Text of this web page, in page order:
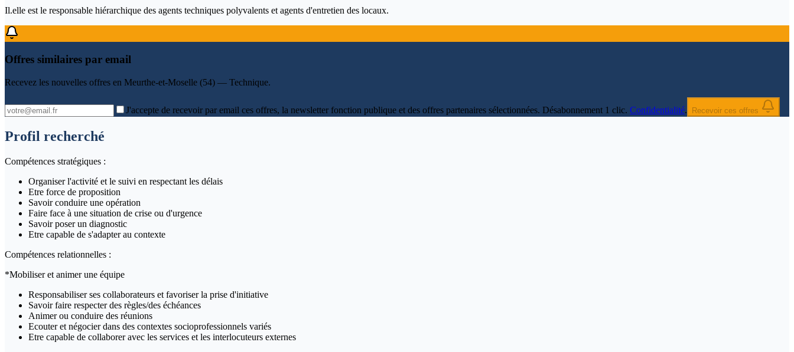
Il.elle est le responsable hiérarchique des agents techniques polyvalents et agents d'entretien des locaux.
Offres similaires par email
Recevez les nouvelles offres en Meurthe-et-Moselle (54) — Technique.
J'accepte de recevoir par email ces offres, la newsletter fonction publique et des offres partenaires sélectionnées. Désabonnement 1 clic. Confidentialité. Recevoir ces offres
Profil recherché
Compétences stratégiques :
Organiser l'activité et le suivi en respectant les délais
Etre force de proposition
Savoir conduire une opération
Faire face à une situation de crise ou d'urgence
Savoir poser un diagnostic
Etre capable de s'adapter au contexte
Compétences relationnelles :
*Mobiliser et animer une équipe
Responsabiliser ses collaborateurs et favoriser la prise d'initiative
Savoir faire respecter des règles/des échéances
Animer ou conduire des réunions
Ecouter et négocier dans des contextes socioprofessionnels variés
Etre capable de collaborer avec les services et les interlocuteurs externes